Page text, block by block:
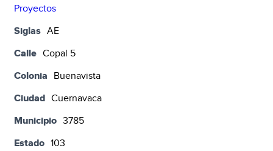
Proyectos
Siglas AE
Calle Copal 5
Colonia Buenavista
Ciudad Cuernavaca
Municipio 3785
Estado 103